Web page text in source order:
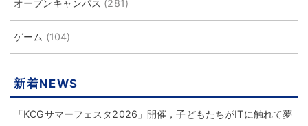
オープンキャンパス (281)
ゲーム (104)
新着NEWS
「KCGサマーフェスタ2026」開催，子どもたちがITに触れて夢